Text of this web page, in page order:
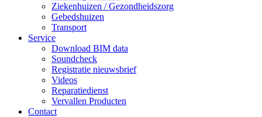
Ziekenhuizen / Gezondheidszorg
Gebedshuizen
Transport
Service
Download BIM data
Soundcheck
Registratie nieuwsbrief
Videos
Reparatiedienst
Vervallen Producten
Contact